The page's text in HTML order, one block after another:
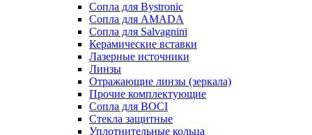
Сопла для Bystronic
Сопла для AMADA
Сопла для Salvagnini
Керамические вставки
Лазерные источники
Линзы
Отражающие линзы (зеркала)
Прочие комплектующие
Сопла для BOCI
Стекла защитные
Уплотнительные кольца